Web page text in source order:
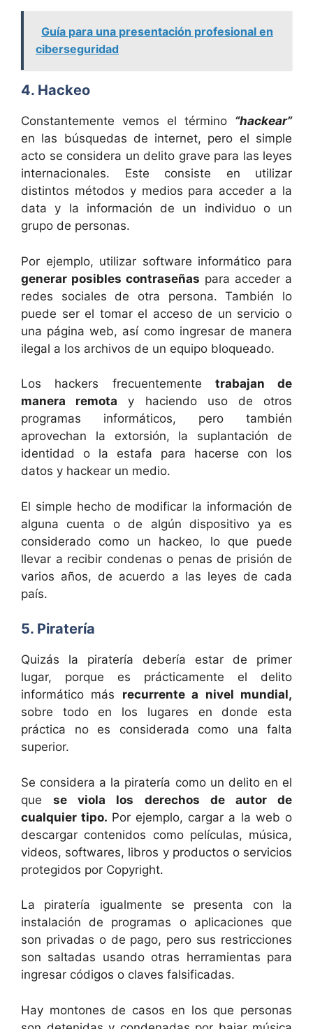
Guía para una presentación profesional en
ciberseguridad
4. Hackeo
Constantemente vemos el término “hackear”
en las búsquedas de internet, pero el simple
acto se considera un delito grave para las leyes
internacionales. Este consiste en utilizar
distintos métodos y medios para acceder a la
data y la información de un individuo o un
grupo de personas.
Por ejemplo, utilizar software informático para
generar posibles contraseñas para acceder a
redes sociales de otra persona. También lo
puede ser el tomar el acceso de un servicio o
una página web, así como ingresar de manera
ilegal a los archivos de un equipo bloqueado.
Los hackers frecuentemente trabajan de
manera remota y haciendo uso de otros
programas informáticos, pero también
aprovechan la extorsión, la suplantación de
identidad o la estafa para hacerse con los
datos y hackear un medio.
El simple hecho de modificar la información de
alguna cuenta o de algún dispositivo ya es
considerado como un hackeo, lo que puede
llevar a recibir condenas o penas de prisión de
varios años, de acuerdo a las leyes de cada
país.
5. Piratería
Quizás la piratería debería estar de primer
lugar, porque es prácticamente el delito
informático más recurrente a nivel mundial,
sobre todo en los lugares en donde esta
práctica no es considerada como una falta
superior.
Se considera a la piratería como un delito en el
quese viola los derechos de autor de
cualquier tipo. Por ejemplo, cargar a la web o
descargar contenidos como películas, música,
videos, softwares, libros y productos o servicios
protegidos por Copyright.
La piratería igualmente se presenta con la
instalación de programas o aplicaciones que
son privadas o de pago, pero sus restricciones
son saltadas usando otras herramientas para
ingresar códigos o claves falsificadas.
Hay montones de casos en los que personas